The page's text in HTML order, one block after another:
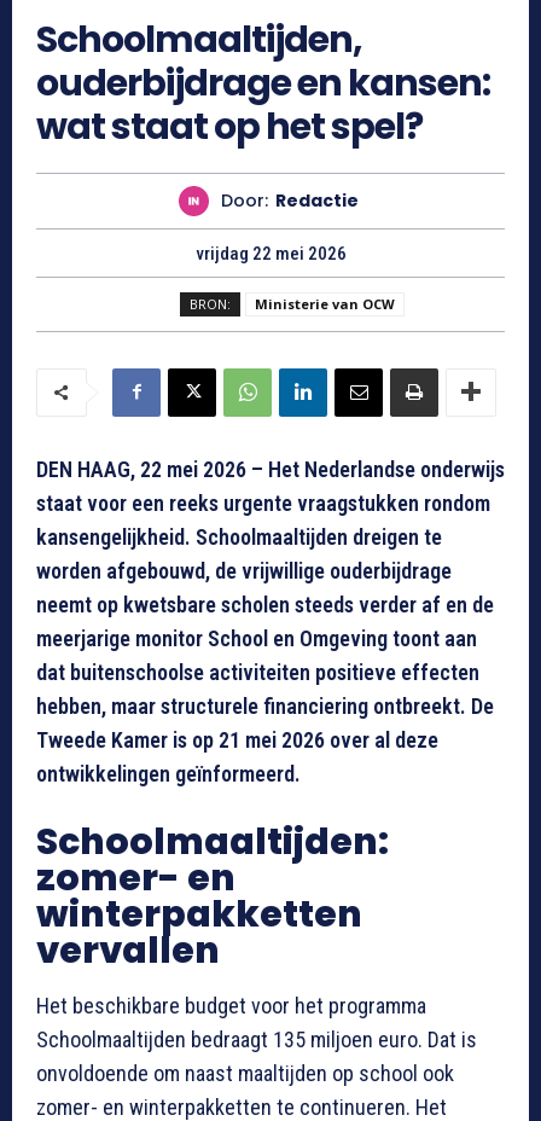
Schoolmaaltijden,
ouderbijdrage en kansen:
wat staat op het spel?
Door: Redactie
vrijdag 22 mei 2026
BRON: Ministerie van OCW
DEN HAAG, 22 mei 2026 – Het Nederlandse onderwijs
staat voor een reeks urgente vraagstukken rondom
kansengelijkheid. Schoolmaaltijden dreigen te
worden afgebouwd, de vrijwillige ouderbijdrage
neemt op kwetsbare scholen steeds verder af en de
meerjarige monitor School en Omgeving toont aan
dat buitenschoolse activiteiten positieve effecten
hebben, maar structurele financiering ontbreekt. De
Tweede Kamer is op 21 mei 2026 over al deze
ontwikkelingen geïnformeerd.
Schoolmaaltijden:
zomer- en
winterpakketten
vervallen
Het beschikbare budget voor het programma
Schoolmaaltijden bedraagt 135 miljoen euro. Dat is
onvoldoende om naast maaltijden op school ook
zomer- en winterpakketten te continueren. Het